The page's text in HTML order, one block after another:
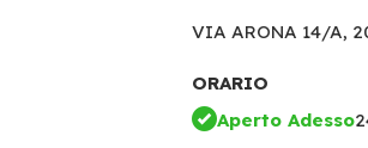
VIA ARONA 14/A,
ORARIO
Aperto Adesso